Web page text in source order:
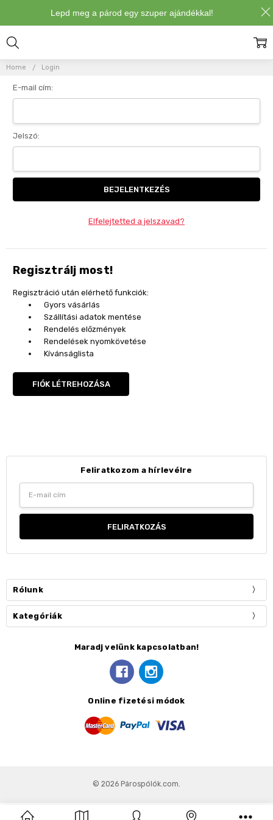
Home Login
Bejelentkezés
E-mail cím:
Jelszó:
Elfelejtetted a jelszavad?
Regisztrálj most!
Regisztráció után elérhető funkciók:
Gyors vásárlás
Szállítási adatok mentése
Rendelés előzmények
Rendelések nyomkövetése
Kívánságlista
FIÓK LÉTREHOZÁSA
Feliratkozom a hírlevélre
Address
Rólunk
Kategóriák
Maradj velünk kapcsolatban!
Online fizetési módok
© 2026 Párospólók.com.
Lepd meg a párod egy szuper ajándékkal!